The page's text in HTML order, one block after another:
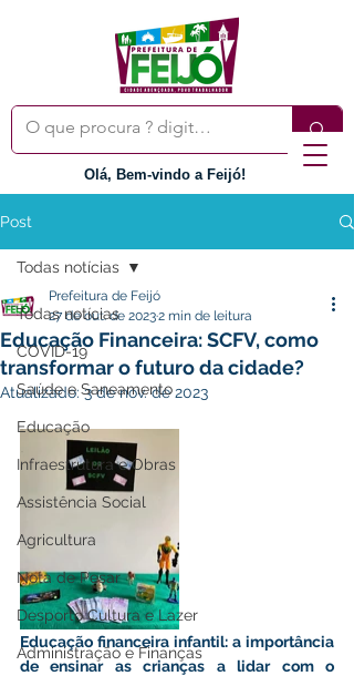
Olá, Bem-vindo a Feijó!
Post
Todas notícias
COVID-19
Saúde e Saneamento
Educação
Infraestrutura e Obras
Assistência Social
Agricultura
Nota de Pesar
Desporto Cultura e Lazer
Administração e Finanças
Todas notícias
Educação Financeira: SCFV, como
transformar o futuro da cidade?
Prefeitura de Feijó
27 de out. de 20232 min de leitura
Atualizado:3 de nov. de 2023
Educação financeira infantil: a importância
de ensinar as crianças a lidar com o